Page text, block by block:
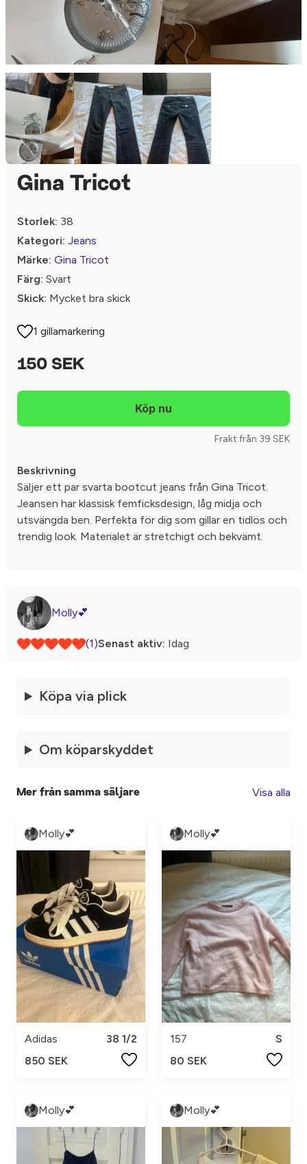
Gina Tricot
Storlek: 38
Kategori: Jeans
Märke: Gina Tricot
Färg: Svart
Skick: Mycket bra skick
1 gillamarkering
150 SEK
Frakt från 39 SEK
Beskrivning
Säljer ett par svarta bootcut jeans från Gina Tricot.
Jeansen har klassisk femficksdesign, låg midja och
utsvängda ben. Perfekta för dig som gillar en tidlös och
trendig look. Materialet är stretchigt och bekvämt.
Molly💕
(1)Senast aktiv: Idag
Köpa via plick
Om köparskyddet
Mer från samma säljare Visa alla
Molly💕
Adidas
38 1/2
850 SEK
Molly💕
157
S
80 SEK
Molly💕 Molly💕